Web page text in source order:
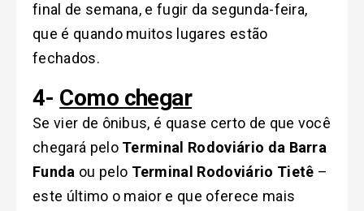
final de semana, e fugir da segunda-feira,
que é quando muitos lugares estão
fechados.
4- Como chegar
Se vier de ônibus, é quase certo de que você
chegará pelo Terminal Rodoviário da Barra
Funda ou pelo Terminal Rodoviário Tietê –
este último o maior e que oferece mais